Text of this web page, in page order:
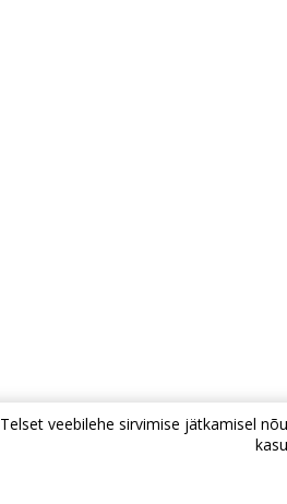
Telset veebilehe sirvimise jätkamisel